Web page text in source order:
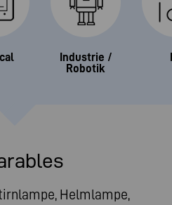
Industrie /
Robotik
Helmlampe,